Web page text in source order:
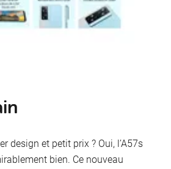
design et petit prix ? Oui, l’A57s
bien. Ce nouveau